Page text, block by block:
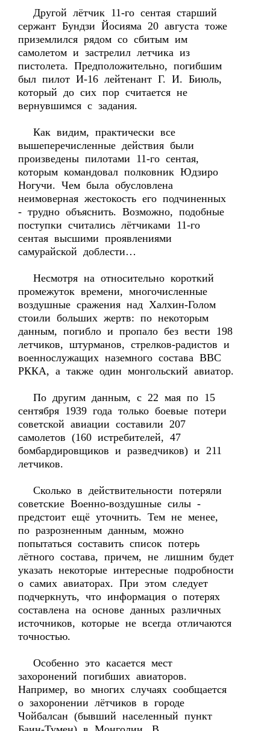
Другой лётчик 11-го сентая старший
сержант Бундзи Йосияма 20 августа тоже
приземлился рядом со сбитым им
самолетом и застрелил летчика из
пистолета. Предположительно, погибшим
был пилот И-16 лейтенант Г. И. Биюль,
который до сих пор считается не
вернувшимся с задания.
Как видим, практически все
вышеперечисленные действия были
произведены пилотами 11-го сентая,
которым командовал полковник Юдзиро
Ногучи. Чем была обусловлена
неимоверная жестокость его подчиненных
- трудно объяснить. Возможно, подобные
поступки считались лётчиками 11-го
сентая высшими проявлениями
самурайской доблести…
Несмотря на относительно короткий
промежуток времени, многочисленные
воздушные сражения над Халхин-Голом
стоили больших жертв: по некоторым
данным, погибло и пропало без вести 198
летчиков, штурманов, стрелков-радистов и
военнослужащих наземного состава ВВС
РККА, а также один монгольский авиатор.
По другим данным, с 22 мая по 15
сентября 1939 года только боевые потери
советской авиации составили 207
самолетов (160 истребителей, 47
бомбардировщиков и разведчиков) и 211
летчиков.
Сколько в действительности потеряли
советские Военно-воздушные силы -
предстоит ещё уточнить. Тем не менее,
по разрозненным данным, можно
попытаться составить список потерь
лётного состава, причем, не лишним будет
указать некоторые интересные подробности
о самих авиаторах. При этом следует
подчеркнуть, что информация о потерях
составлена на основе данных различных
источников, которые не всегда отличаются
точностью.
Особенно это касается мест
захоронений погибших авиаторов.
Например, во многих случаях сообщается
о захоронении лётчиков в городе
Чойбалсан (бывший населенный пункт